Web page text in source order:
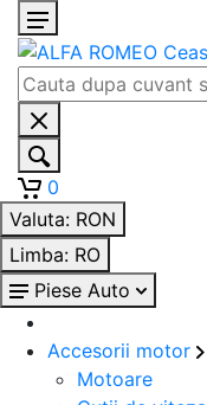
0
Valuta: RON
Limba: RO
Piese Auto
Accesorii motor
Motoare